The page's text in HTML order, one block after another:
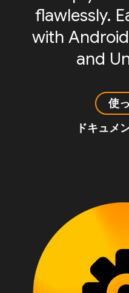
flawlessly.
with
and
使
ドキュメ